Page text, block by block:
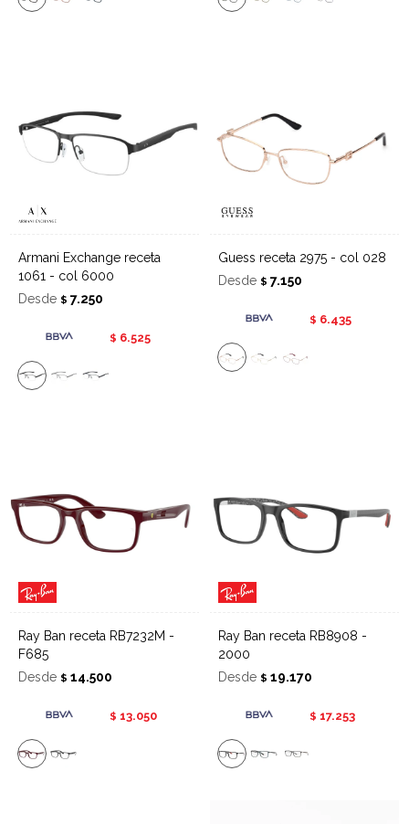
Armani Exchange receta
1061 - col 6000
Desde $ 7.250
$ 6.525
Guess receta 2975 - col 028
Desde $ 7.150
$ 6.435
Ray Ban receta RB7232M -
F685
Desde $ 14.500
$ 13.050
Ray Ban receta RB8908 -
2000
Desde $ 19.170
$ 17.253